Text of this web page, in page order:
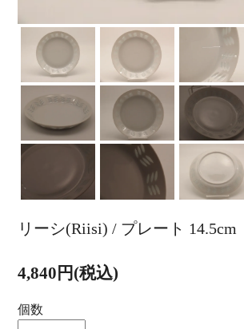
リーシ(Riisi) / プレート 14.5cm
4,840円(税込)
個数